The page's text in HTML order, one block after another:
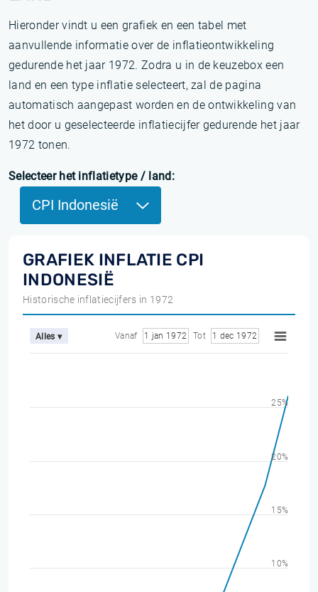
Hieronder vindt u een grafiek en een tabel met
aanvullende informatie over de inflatieontwikkeling
gedurende het jaar 1972. Zodra u in de keuzebox een
land en een type inflatie selecteert, zal de pagina
automatisch aangepast worden en de ontwikkeling van
het door u geselecteerde inflatiecijfer gedurende het jaar
1972 tonen.
Selecteer het inflatietype / land:
CPI Indonesië
GRAFIEK INFLATIE CPI
INDONESIË
Historische inflatiecijfers in 1972
Alles ▾ Vanaf 1 jan 1972 Tot 1 dec 1972
10%
15%
20%
25%